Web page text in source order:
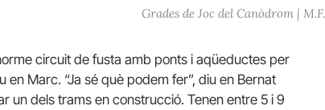
Grades de Joc del Canòdrom | M.F.
circuit de fusta amb ponts i aqüeductes per
en Marc. “Ja sé què podem fer”, diu en Bernat
un dels trams en construcció. Tenen entre 5 i 9